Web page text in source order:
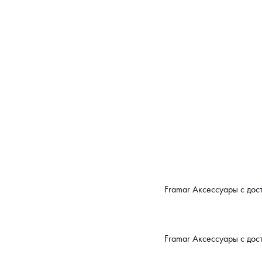
Framar Аксессуары с
Framar Аксессуары с